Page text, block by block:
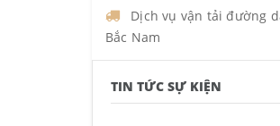
Dịch vụ vận tải đường
Bắc Nam
TIN TỨC SỰ KIỆN